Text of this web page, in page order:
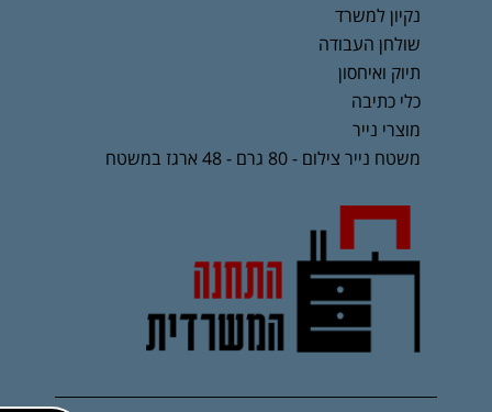
נקיון למשרד
שולחן העבודה
תיוק ואיחסון
כלי כתיבה
מוצרי נייר
משטח נייר צילום - 80 גרם - 48 ארגז במשטח